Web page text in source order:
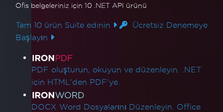
Ofis belgeleriniz için 10 .NET API ürünü
Tam 10 ürün Suite edinin
Ücretsiz Denemeye
Başlayın
Ürün Bağlantıları
PDF oluşturun, okuyun ve düzenleyin. .NET
için HTML'den PDF'ye.
DOCX Word Dosyalarını Düzenleyin. Office